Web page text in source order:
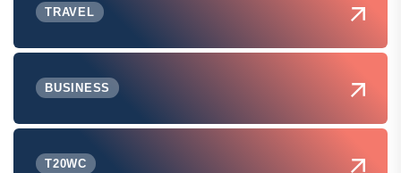
TRAVEL
BUSINESS
T20WC